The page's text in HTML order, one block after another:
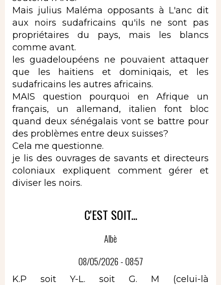
Mais julius Maléma opposants à L'anc dit
aux noirs sudafricains qu'ils ne sont pas
propriétaires du pays, mais les blancs
comme avant.
les guadeloupéens ne pouvaient attaquer
que les haitiens et dominiqais, et les
sudafricains les autres africains.
MAIS question pourquoi en Afrique un
français, un allemand, italien font bloc
quand deux sénégalais vont se battre pour
des problèmes entre deux suisses?
Cela me questionne.
je lis des ouvrages de savants et directeurs
coloniaux expliquent comment gérer et
diviser les noirs.
C'EST SOIT...
Albè
08/05/2026 - 08:57
K.P soit Y-L. soit G. M (celui-là